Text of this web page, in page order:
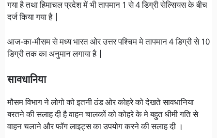
गया है तथा हिमाचल प्रदेश में भी तापमान 1 से 4 डिग्री सेल्सियस के बीच
दर्ज किया गया है |
आज-का-मौसम से मध्य भारत ओर उत्तर पश्चिम मे तापमान 4 डिग्री से 10
डिग्री तक का अनुमान लगाया है |
सावधानिया
मौसम विभाग ने लोगो को इतनी ठंड ओर कोहरे को देखते सावधानिया
बरतने की सलाह दी है वाहन चालकों को कोहरे के मे बहुत धीमी गति से
वाहन चलाने और फॉग लाइट्स का उपयोग करने की सलाह दी ।